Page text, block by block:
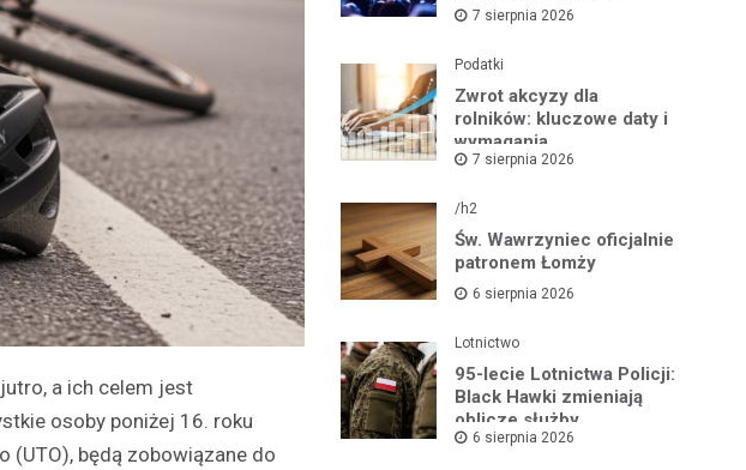
a ich celem jest
osoby poniżej 16. roku
będą zobowiązane do
Łomży
7 sierpnia 2026
Podatki
Zwrot akcyzy dla
rolników: kluczowe daty i
wymagania
dokumentacyjne
7 sierpnia 2026
/h2
Św. Wawrzyniec oficjalnie
patronem Łomży
6 sierpnia 2026
Lotnictwo
95-lecie Lotnictwa Policji:
Black Hawki zmieniają
oblicze służby
6 sierpnia 2026